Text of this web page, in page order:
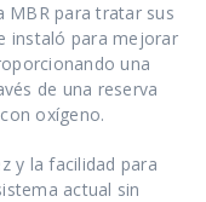
MBR para tratar sus
instaló para mejorar
una
de una reserva
oxígeno.
y la facilidad para
actual sin